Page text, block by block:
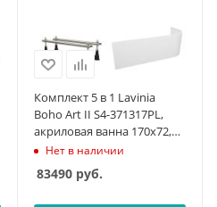
Комплект 5 в 1 Lavinia
Boho Art II S4-371317PL,
акриловая ванна 170x72,5
см (левый разворот),
усиленные металлические
ножки с монтажным
Нет в наличии
83490руб.